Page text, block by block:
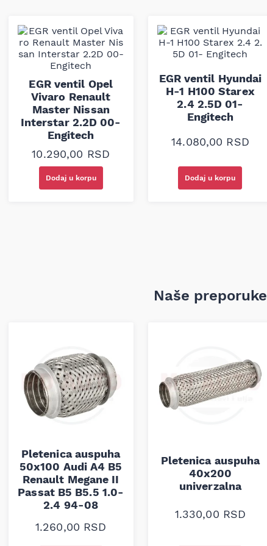
je izrađen i testiran prema građevinskim
dugotrajnost i pouzdan rad u vozilima za koja
EGR ventil Opel
Vivaro Renault
Master Nissan
Interstar 2.2D 00-
Engitech
10.290,00 RSD
Dodaj u korpu
EGR ventil Hyundai
H-1 H100 Starex
2.4 2.5D 01-
Engitech
14.080,00 RSD
Dodaj u korpu
Naše preporuke
Pletenica auspuha
50x100 Audi A4 B5
Renault Megane II
Passat B5 B5.5 1.0-
2.4 94-08
1.260,00 RSD
Pletenica auspuha
40x200
univerzalna
1.330,00 RSD